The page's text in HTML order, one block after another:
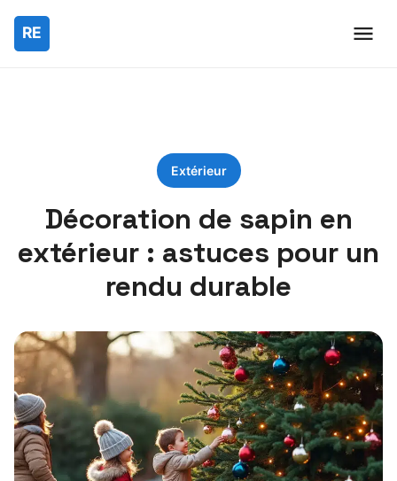
Extérieur
Décoration de sapin en
extérieur : astuces pour un
rendu durable